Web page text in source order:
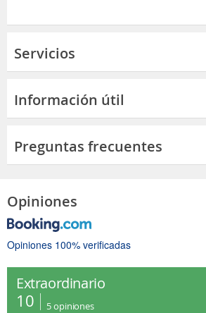
Servicios
Información útil
Preguntas frecuentes
Opiniones
Opiniones 100% verificadas
Extraordinario
10 5 opiniones